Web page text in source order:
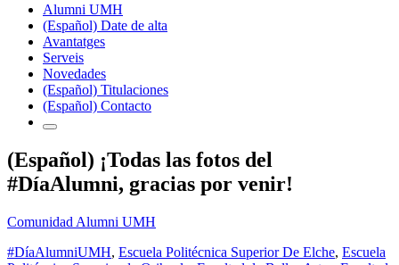
Alumni UMH
(Español) Date de alta
Avantatges
Serveis
Novedades
(Español) Titulaciones
(Español) Contacto
(Español) ¡Todas las fotos del
#DíaAlumni, gracias por venir!
Comunidad Alumni UMH
#DíaAlumniUMH, Escuela Politécnica Superior De Elche, Escuela